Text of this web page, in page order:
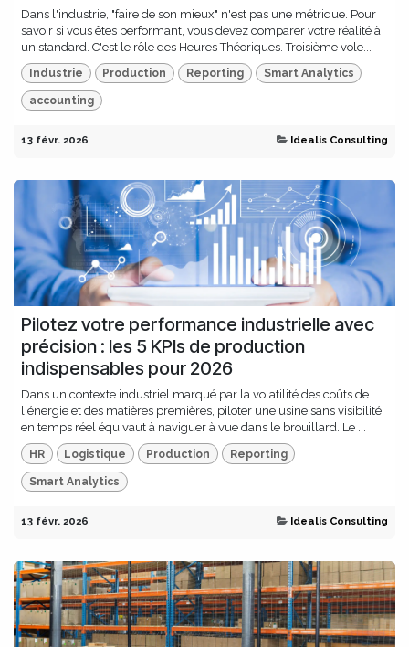
Dans l'industrie, "faire de son mieux" n'est pas une métrique. Pour
savoir si vous êtes performant, vous devez comparer votre réalité à
un standard. C'est le rôle des Heures Théoriques. Troisième vole...
Industrie Production Reporting Smart Analytics
accounting
13 févr. 2026 Idealis Consulting
Pilotez votre performance industrielle avec
précision : les 5 KPIs de production
indispensables pour 2026
Dans un contexte industriel marqué par la volatilité des coûts de
l'énergie et des matières premières, piloter une usine sans visibilité
en temps réel équivaut à naviguer à vue dans le brouillard. Le ...
HR Logistique Production Reporting
Smart Analytics
13 févr. 2026 Idealis Consulting